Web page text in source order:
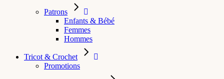
Patrons
Enfants & Bébé
Femmes
Hommes
Tricot & Crochet
Promotions